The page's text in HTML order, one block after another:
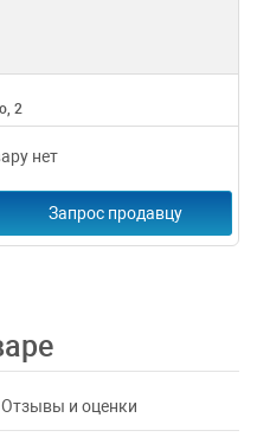
2
нет
Запрос продавцу
Отзывы и оценки